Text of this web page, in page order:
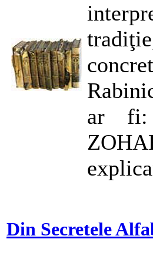
ar fi:
Din Secretele